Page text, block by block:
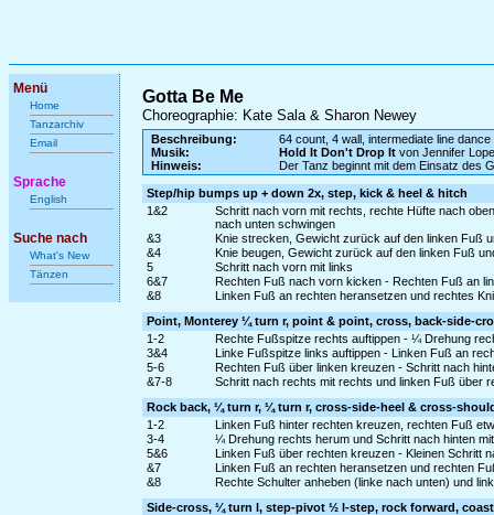
Menü
Home
Tanzarchiv
Email
Sprache
English
Suche nach
What's New
Tänzen
Gotta Be Me
Choreographie: Kate Sala & Sharon Newey
Beschreibung:
64 count, 4 wall, intermediate line dance
Musik:
Hold It Don't Drop Itvon Jennifer
Hinweis:
Der Tanz beginnt mit dem Einsatz des
Step/hip bumps up + down 2x, step, kick & heel & hitch
1&2
Schritt nach vorn mit rechts, rechte Hüfte nach
nach unten schwingen
&3
Knie strecken, Gewicht zurück auf den linken Fuß
&4
Knie beugen, Gewicht zurück auf den linken Fuß
5
Schritt nach vorn mit links
6&7
Rechten Fuß nach vorn kicken - Rechten Fuß an
&8
Linken Fuß an rechten heransetzen und rechtes
Point, Monterey ¼ turn r, point & point, cross, back-side-
1-2
Rechte Fußspitze rechts auftippen - ¼ Drehung
3&4
Linke Fußspitze links auftippen - Linken Fuß an
5-6
Rechten Fuß über linken kreuzen - Schritt nach
&7-8
Schritt nach rechts mit rechts und linken Fuß über
Rock back, ¼ turn r, ¼ turn r, cross-side-heel & cross-
1-2
Linken Fuß hinter rechten kreuzen, rechten Fuß
3-4
¼ Drehung rechts herum und Schritt nach hinten
5&6
Linken Fuß über rechten kreuzen - Kleinen Schritt
&7
Linken Fuß an rechten heransetzen und rechten
&8
Rechte Schulter anheben (linke nach unten) und
Side-cross, ¼ turn l, step-pivot ½ l-step, rock forward,